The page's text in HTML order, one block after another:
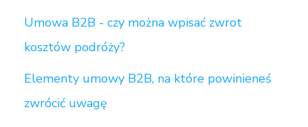
Umowa B2B - czy można wpisać zwrot
kosztów podróży?
Elementy umowy B2B, na które powinieneś
zwrócić uwagę